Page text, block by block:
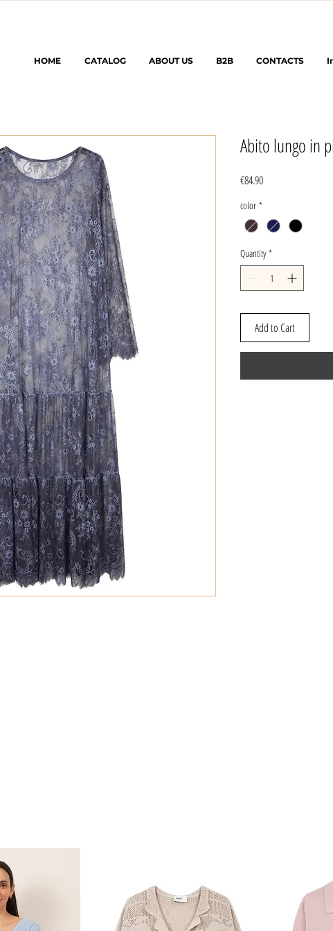
HOME CATALOG ABOUT US B2B CONTACTS
Abito lungo in
€84.90Price
color *
Quantity *
Add to Cart